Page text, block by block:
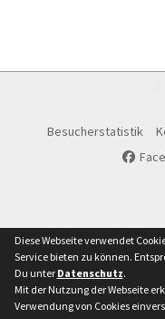
Besucherstatistik
Diese Webseite verwendet
Service bieten zu können.
Du unter Datenschutz.
Mit der Nutzung der Webseite
Verwendung von Cookies